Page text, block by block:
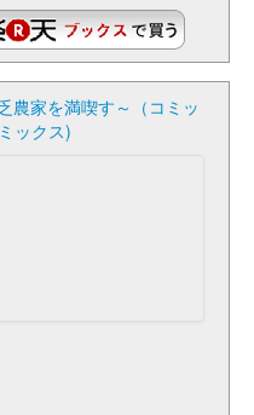
農家を満喫す～（コミッ
ックス)